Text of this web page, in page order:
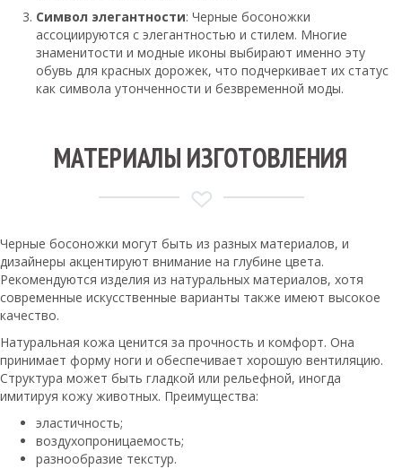
Символ элегантности: Черные босоножки
ассоциируются с элегантностью и стилем. Многие
знаменитости и модные иконы выбирают именно эту
обувь для красных дорожек, что подчеркивает их статус
как символа утонченности и безвременной моды.
МАТЕРИАЛЫ ИЗГОТОВЛЕНИЯ
Черные босоножки могут быть из разных материалов, и
дизайнеры акцентируют внимание на глубине цвета.
Рекомендуются изделия из натуральных материалов, хотя
современные искусственные варианты также имеют высокое
качество.
Натуральная кожа ценится за прочность и комфорт. Она
принимает форму ноги и обеспечивает хорошую вентиляцию.
Структура может быть гладкой или рельефной, иногда
имитируя кожу животных. Преимущества:
эластичность;
воздухопроницаемость;
разнообразие текстур.